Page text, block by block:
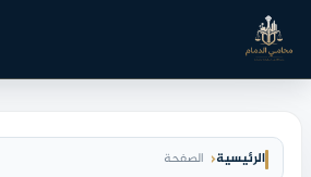
تخطى
إلى
المحتوى
الرئيسية الصفحة